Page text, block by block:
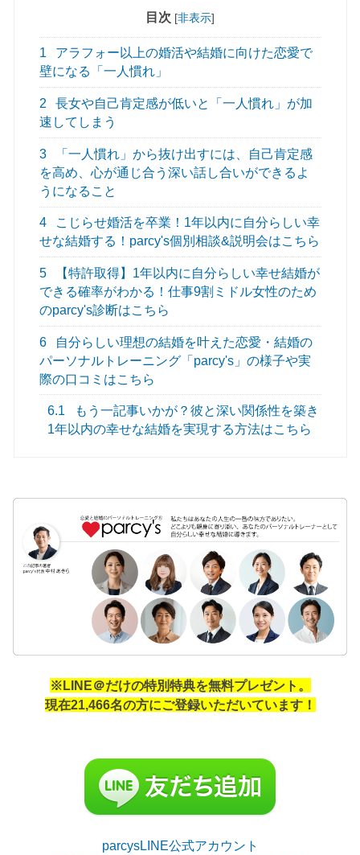
目次 [非表示]
1
アラフォー以上の婚活や結婚に向けた恋愛で
壁になる「一人慣れ」
2
長女や自己肯定感が低いと「一人慣れ」が加
速してしまう
3
「一人慣れ」から抜け出すには、自己肯定感
を高め、心が通じ合う深い話し合いができるよ
うになること
4
こじらせ婚活を卒業！1年以内に自分らしい幸
せな結婚する！parcy's個別相談&説明会はこちら
5
【特許取得】1年以内に自分らしい幸せ結婚が
できる確率がわかる！仕事9割ミドル女性のため
のparcy's診断はこちら
6
自分らしい理想の結婚を叶えた恋愛・結婚の
パーソナルトレーニング「parcy's」の様子や実
際の口コミはこちら
6.1
もう一記事いかが？彼と深い関係性を築き
1年以内の幸せな結婚を実現する方法はこちら
※LINE＠だけの特別特典を無料プレゼント。
現在21,466名の方にご登録いただいています！
parcysLINE公式アカウント